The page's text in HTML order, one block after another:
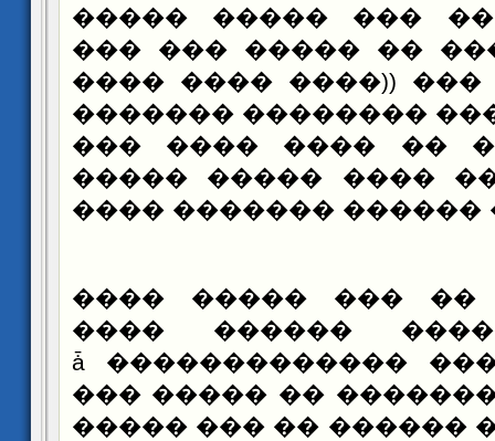
�� ������ �� ���
����� �� ���� ��
���)) ��� �� ���
���� �� ������
���� ������ ��
����� ������ ����
������� ��� ������
���: ��� �� ���
������� �����
������ ������ ������ǡ �������
��� ����� ��
������ ���� ������ǡ �� ��� �����